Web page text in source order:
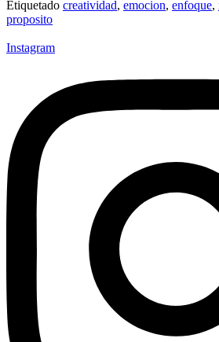
Compartir
Etiquetado creatividad, emocion, enfoque,
proposito
Instagram